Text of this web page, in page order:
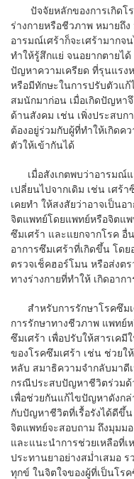
ปัจจัยหลักของการเกิดโร
ร่างกายหรือชีวภาพ หมายถึ
อารมณ์เศร้าก็จะเศร้ามากจ
ทำให้รู้สึกแย่ จนอยากตายไ
ปัญหาความเครียด ที่รุนแรง
หรือมีทักษะในการปรับตัวแ
สมนักมาก่อน เมื่อเกิดปัญหา
ด้านสังคม เช่น เพิ่งประสบ
ต้องอยู่ร่วมกับผู้ที่ทำให้เกิดค
ตัวให้เข้ากันได้
เมื่อสังเกตพบว่าอารมณ์แ
เปลี่ยนไปจากเดิม เช่น เศร้
เคยทำ ให้สงสัยว่าอาจเป็น
จิตแพทย์โดยแพทย์หรือจิตแ
ซึมเศร้า และแยกจากโรค อื่
อาการซึมเศร้าที่เกิดขึ้น โดย
ตรวจเช็คฮอร์โมน หรือส่งต
ทางร่างกายที่ทำให้ เกิดอาก
สำหรับการรักษาโรคซึมเ
การรักษาทางชีวภาพ แพทย์
ซึมเศร้า เพื่อปรับให้สารเค
ของโรคซึมเศร้า เช่น ช่วย
หลับ สมาธิความจำกลับมาดี
กรณีประสบปัญหาชีวิตร่วมด้
เพื่อช่วยกันแก้ไขปัญหาดังก
กับปัญหาชีวิตที่เรื้อรังได้ดีขึ้
จิตแพทย์จะสอบถาม ถึงมุมม
และแนะนำการช่วยเหลือที่
ประทานยาอย่างสม่ำเสมอ
ทุกข์ ในจิตใจของผู้ที่เป็นโร